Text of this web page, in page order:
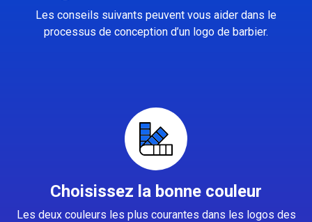
Les conseils suivants peuvent vous aider dans le
processus de conception d’un logo de barbier.
Choisissez la bonne couleur
Les deux couleurs les plus courantes dans les logos des